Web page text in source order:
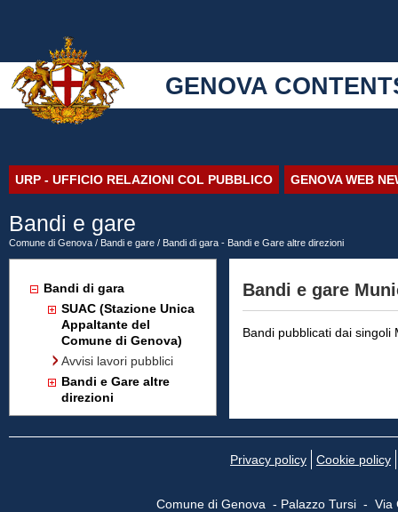
GENOVA
URP - UFFICIO RELAZIONI COL PUBBLICO GENOVA WEB
Bandi e gare
Comune di Genova / Bandi e gare / Bandi di gara - Bandi e Gare altre direzioni
Bandi di gara
SUAC (Stazione Unica
Appaltante del
Comune di Genova)
Avvisi lavori pubblici
Bandi e Gare altre
direzioni
Bandi e gare
Bandi pubblicati dai singoli
Privacy policy Cookie policy
Comune di Genova - Palazzo Tursi -